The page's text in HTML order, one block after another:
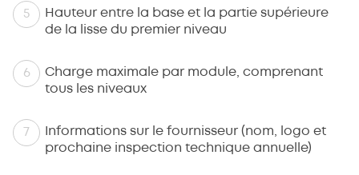
Hauteur entre la base et la partie supérieure
de la lisse du premier niveau
Charge maximale par module, comprenant
tous les niveaux
Informations sur le fournisseur (nom, logo et
prochaine inspection technique annuelle)